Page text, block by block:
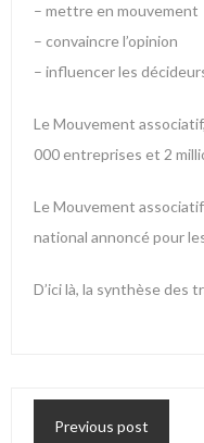
– mettre en mouvement
– convaincre l’opinion
– influencer les
Le Mouvement
000 entreprises et 2
Le Mouvement
national annoncé pour
D’ici là, la synthèse des
Previous post